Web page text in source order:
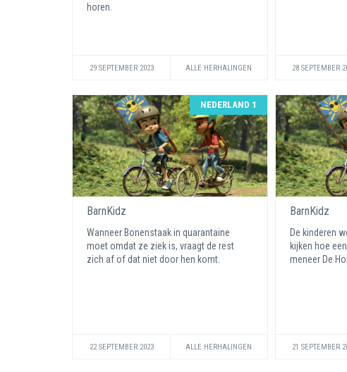
horen.
29 SEPTEMBER 2023 ALLE HERHALINGEN 28 SEPTEMBER
NEDERLAND 1
BarnKidz
Wanneer Bonenstaak in quarantaine
moet omdat ze ziek is, vraagt de rest
zich af of dat niet door hen komt.
22 SEPTEMBER 2023 ALLE HERHALINGEN
BarnKidz
De kinderen
kijken hoe
meneer De
21 SEPTEMBER